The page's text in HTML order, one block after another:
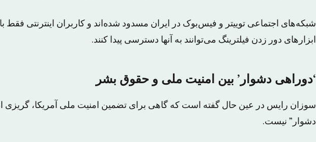
شبکه‌های اجتماعی توییتر و فیس‌بوک در ایران مسدود شده‌اند و کاربران اینترنتی فقط با
ابزارهای دور زدن فیلترینگ می‌توانند به آنها دسترسی پیدا کنند.
‘دوراهی دشوار’ بین امنیت ملی و حقوق بشر
سوزان رایس در عین حال گفته است که گاهی برای تضمین امنیت ملی آمریکا، گریزی
دشوار” نیست.